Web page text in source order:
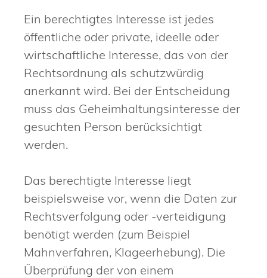
Ein berechtigtes Interesse ist jedes
öffentliche oder private, ideelle oder
wirtschaftliche Interesse, das von der
Rechtsordnung als schutzwürdig
anerkannt wird. Bei der Entscheidung
muss das Geheimhaltungsinteresse der
gesuchten Person berücksichtigt
werden.
Das berechtigte Interesse liegt
beispielsweise vor, wenn die Daten zur
Rechtsverfolgung oder -verteidigung
benötigt werden (zum Beispiel
Mahnverfahren, Klageerhebung). Die
Überprüfung der von einem